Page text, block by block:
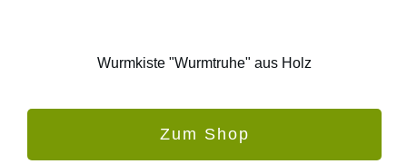
Wurmkiste "Wurmtruhe" aus Holz
Zum Shop